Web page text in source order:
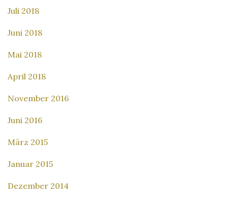
Juli 2018
Juni 2018
Mai 2018
April 2018
November 2016
Juni 2016
März 2015
Januar 2015
Dezember 2014